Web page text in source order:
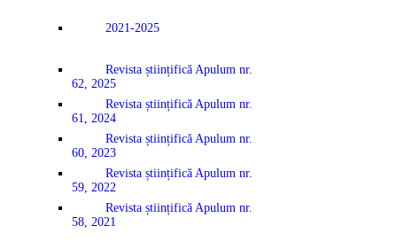
2021-2025
Revista științifică Apulum nr.
62, 2025
Revista științifică Apulum nr.
61, 2024
Revista științifică Apulum nr.
60, 2023
Revista științifică Apulum nr.
59, 2022
Revista științifică Apulum nr.
58, 2021